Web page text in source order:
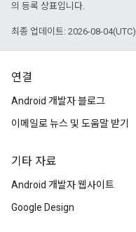
의 등록 상표입니다.
최종 업데이트: 2026-08-04(UTC)
연결
Android 개발자 블로그
이메일로 뉴스 및 도움말 받기
기타 자료
Android 개발자 웹사이트
Google Design